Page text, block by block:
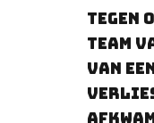
tegen
Team
van